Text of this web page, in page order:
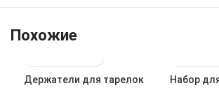
Похожие
Держатели для тарелок Набор